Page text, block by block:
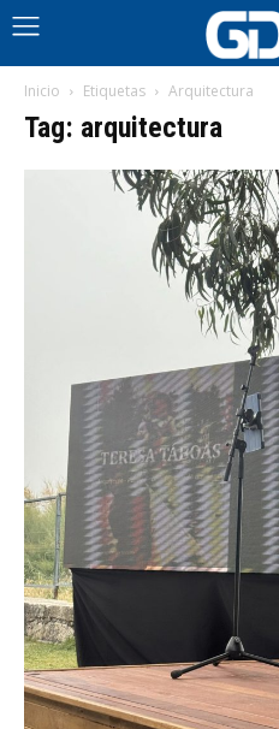
Inicio Etiquetas Arquitectura
Tag: arquitectura